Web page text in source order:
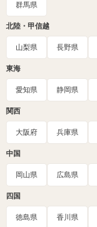
群馬県
北陸・甲信越
山梨県 長野県
東海
愛知県 静岡県
関西
大阪府 兵庫県
中国
岡山県 広島県
四国
徳島県 香川県